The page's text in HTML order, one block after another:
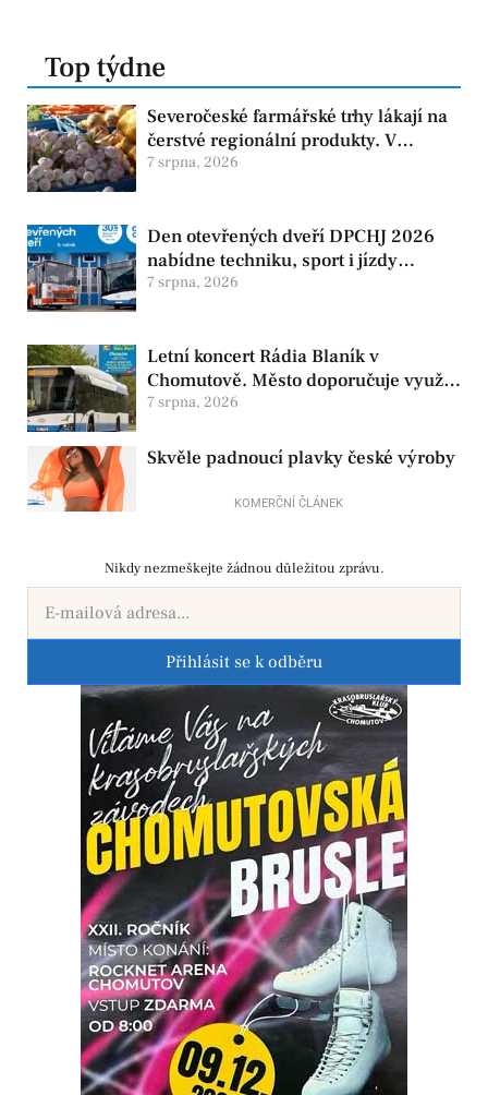
Top týdne
Severočeské farmářské trhy lákají na
čerstvé regionální produkty. V
Chomutově se konají 8. srpna
7 srpna, 2026
Den otevřených dveří DPCHJ 2026
nabídne techniku, sport i jízdy
historickými vozy
7 srpna, 2026
Letní koncert Rádia Blaník v
Chomutově. Město doporučuje využít
MHD
7 srpna, 2026
Skvěle padnoucí plavky české výroby
KOMERČNÍ ČLÁNEK
Nikdy nezmeškejte žádnou důležitou zprávu.
Přihlásit se k odběru